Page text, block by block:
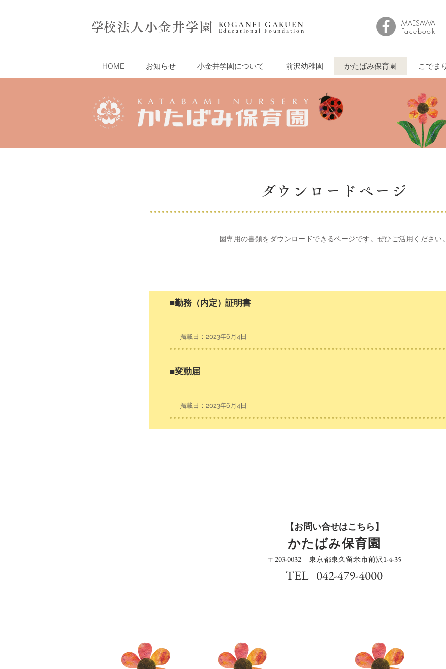
​学校法人小金井学園 ​KOGANEI GAKUEN
Educational Foundation
MAESAWA
Facebook
HOME お知らせ 小金井学園について 前沢幼稚園 かたばみ保育園 こでま
​ダウンロードページ
園専用の書類をダウンロードできるページです。ぜひご活用ください
​■勤務（内定）証明書
​掲載日：2023年6月4日
​■変動届
​掲載日：2023年6月4日
​【お問い合せはこちら】
​かたばみ保育園
〒203-0032 東京都東久留米市前沢1-4-35
TEL 042-479-4000